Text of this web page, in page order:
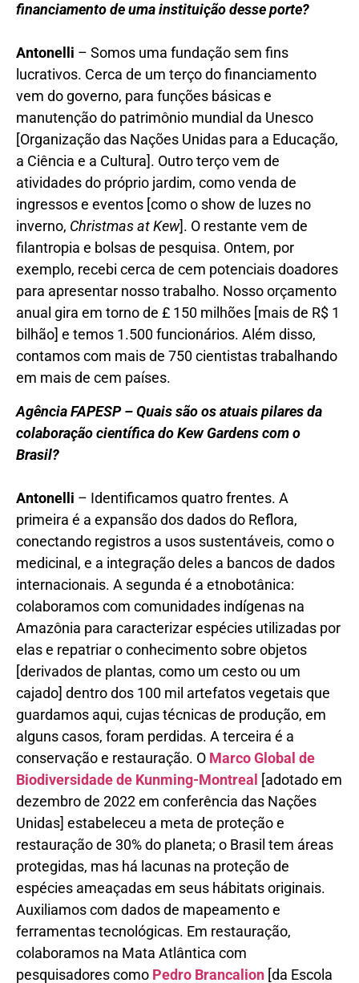
financiamento de uma instituição desse porte?
Antonelli – Somos uma fundação sem fins
lucrativos. Cerca de um terço do financiamento
vem do governo, para funções básicas e
manutenção do patrimônio mundial da Unesco
[Organização das Nações Unidas para a Educação,
a Ciência e a Cultura]. Outro terço vem de
atividades do próprio jardim, como venda de
ingressos e eventos [como o show de luzes no
inverno, Christmas at Kew]. O restante vem de
filantropia e bolsas de pesquisa. Ontem, por
exemplo, recebi cerca de cem potenciais doadores
para apresentar nosso trabalho. Nosso orçamento
anual gira em torno de £ 150 milhões [mais de R$ 1
bilhão] e temos 1.500 funcionários. Além disso,
contamos com mais de 750 cientistas trabalhando
em mais de cem países.
Agência FAPESP – Quais são os atuais pilares da
colaboração científica do Kew Gardens com o
Brasil?
Antonelli – Identificamos quatro frentes. A
primeira é a expansão dos dados do Reflora,
conectando registros a usos sustentáveis, como o
medicinal, e a integração deles a bancos de dados
internacionais. A segunda é a etnobotânica:
colaboramos com comunidades indígenas na
Amazônia para caracterizar espécies utilizadas por
elas e repatriar o conhecimento sobre objetos
[derivados de plantas, como um cesto ou um
cajado] dentro dos 100 mil artefatos vegetais que
guardamos aqui, cujas técnicas de produção, em
alguns casos, foram perdidas. A terceira é a
conservação e restauração. O Marco Global de
Biodiversidade de Kunming-Montreal [adotado em
dezembro de 2022 em conferência das Nações
Unidas] estabeleceu a meta de proteção e
restauração de 30% do planeta; o Brasil tem áreas
protegidas, mas há lacunas na proteção de
espécies ameaçadas em seus hábitats originais.
Auxiliamos com dados de mapeamento e
ferramentas tecnológicas. Em restauração,
colaboramos na Mata Atlântica com
pesquisadores como Pedro Brancalion [da Escola